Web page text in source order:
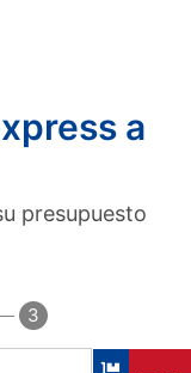
a
presupuesto
3